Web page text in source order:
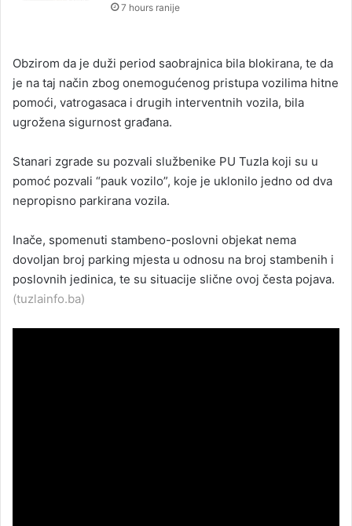
7 hours ranije
Obzirom da je duži period saobrajnica bila blokirana, te da
je na taj način zbog onemogućenog pristupa vozilima hitne
pomoći, vatrogasaca i drugih interventnih vozila, bila
ugrožena sigurnost građana.
Stanari zgrade su pozvali službenike PU Tuzla koji su u
pomoć pozvali “pauk vozilo”, koje je uklonilo jedno od dva
nepropisno parkirana vozila.
Inače, spomenuti stambeno-poslovni objekat nema
dovoljan broj parking mjesta u odnosu na broj stambenih i
poslovnih jedinica, te su situacije slične ovoj česta pojava.
(tuzlainfo.ba)